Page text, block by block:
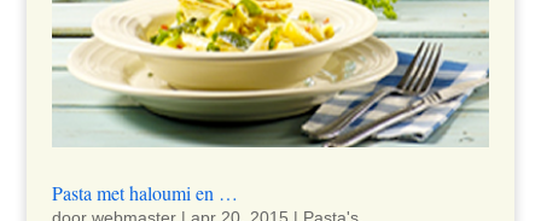
Pasta met haloumi en …